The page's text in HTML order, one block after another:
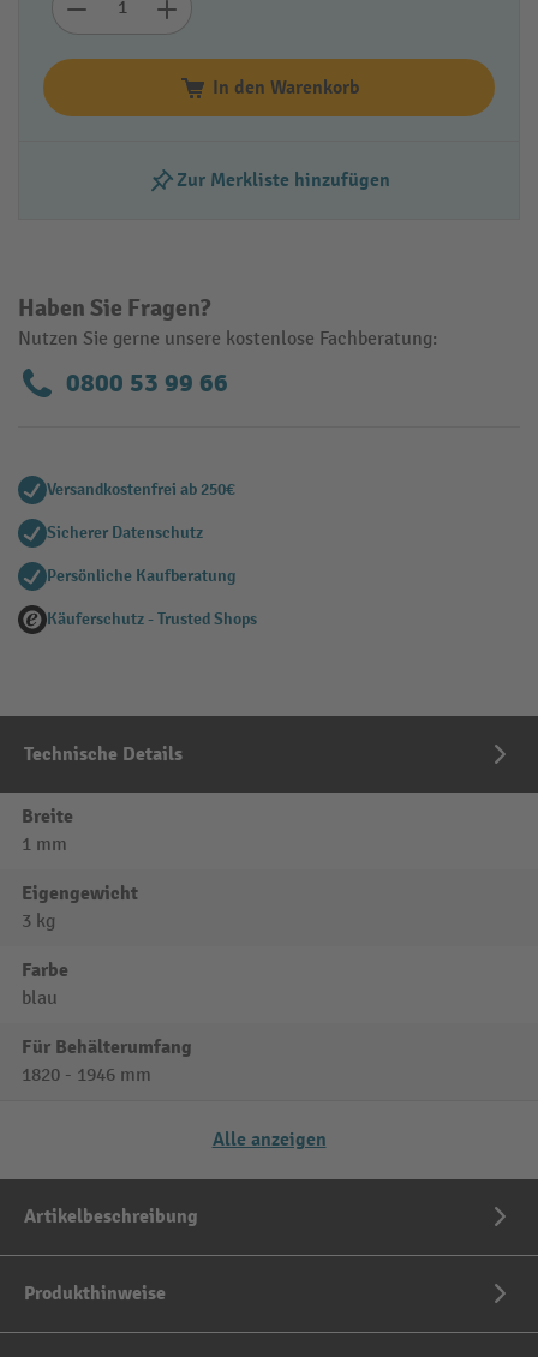
In den Warenkorb
Zur Merkliste hinzufügen
Haben Sie Fragen?
Nutzen Sie gerne unsere kostenlose Fachberatung:
0800 53 99 66
Versandkostenfrei ab 250€
Sicherer Datenschutz
Persönliche Kaufberatung
Käuferschutz - Trusted Shops
Technische Details
Breite
1 mm
Eigengewicht
3 kg
Farbe
blau
Für Behälterumfang
1820 - 1946 mm
Alle anzeigen
Artikelbeschreibung
Produkthinweise